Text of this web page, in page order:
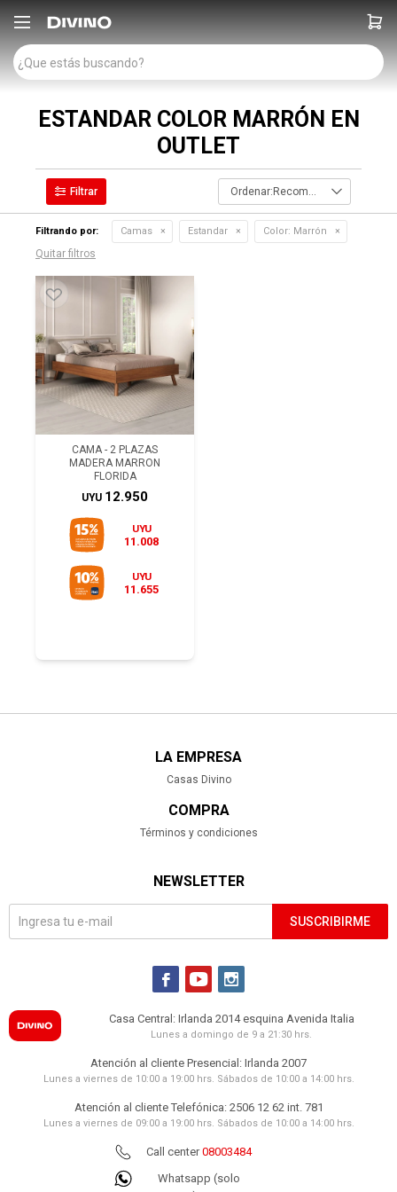

ESTANDAR COLOR MARRÓN EN
OUTLET
Recomendados
Filtrando por: Camas Estandar Color: Marrón
Quitar filtros
CAMA - 2 PLAZAS
MADERA MARRON
FLORIDA
UYU 12.950
UYU
11.008
UYU
11.655
LA EMPRESA
Casas Divino
COMPRA
Términos y condiciones
NEWSLETTER
SUSCRIBIRME
  
Casa Central: Irlanda 2014 esquina Avenida Italia
Lunes a domingo de 9 a 21:30 hrs.
Atención al cliente Presencial: Irlanda 2007
Lunes a viernes de 10:00 a 19:00 hrs. Sábados de 10:00 a 14:00 hrs.
Atención al cliente Telefónica: 2506 12 62 int. 781
Lunes a viernes de 09:00 a 19:00 hrs. Sábados de 10:00 a 14:00 hrs.
Call center08003484
Whatsapp (solo